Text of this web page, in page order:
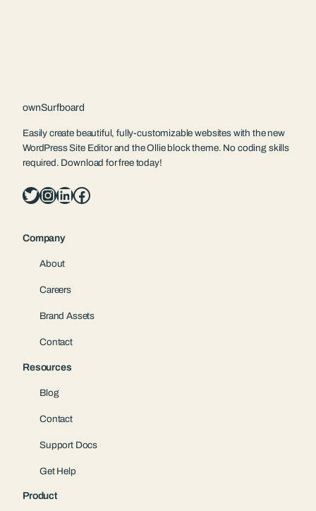
ownSurfboard
Easily create beautiful, fully-customizable websites with the new
WordPress Site Editor and the Ollie block theme. No coding skills
required. Download for free today!
Twitter InstagramLinkedIn Facebook
Company
About
Careers
Brand Assets
Contact
Resources
Blog
Contact
Support Docs
Get Help
Product